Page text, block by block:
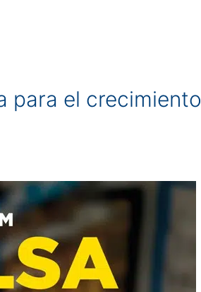
para el crecimiento